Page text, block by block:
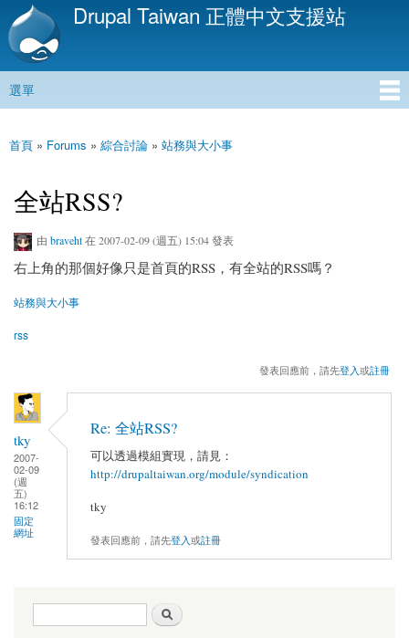
移
內
Drupal Taiwan 正體中文支援站
主選單
選單
您在這裡
首頁 » Forums » 綜合討論 » 站務與大小事
全站RSS?
由 braveht在 2007-02-09 (週五) 15:04 發表
右上角的那個好像只是首頁的RSS，有全站的RSS嗎？
站務與大小事
rss
發表回應前，請先登入或註冊
tky
2007-
02-09
(週
五)
16:12
固定
網址
Re: 全站RSS?
可以透過模組實現，請見：
http://drupaltaiwan.org/module/syndication
tky
發表回應前，請先登入或註冊
搜尋表單